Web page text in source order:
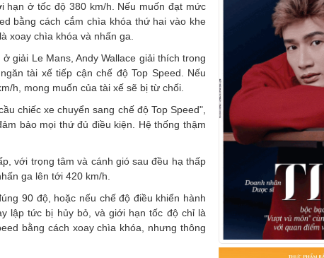
hạn ở tốc độ 380 km/h. Nếu muốn đạt mức
bằng cách cắm chìa khóa thứ hai vào khe
xoay chìa khóa và nhấn ga.
giải Le Mans, Andy Wallace giải thích trong
tài xế tiếp cận chế độ Top Speed. Nếu
h, mong muốn của tài xế sẽ bị từ chối.
chiếc xe chuyển sang chế độ Top Speed",
bảo mọi thứ đủ điều kiện. Hệ thống thậm
với trọng tâm và cánh gió sau đều hạ thấp
ga lên tới 420 km/h.
90 độ, hoặc nếu chế độ điều khiển hành
lập tức bị hủy bỏ, và giới hạn tốc độ chỉ là
bằng cách xoay chìa khóa, nhưng thông